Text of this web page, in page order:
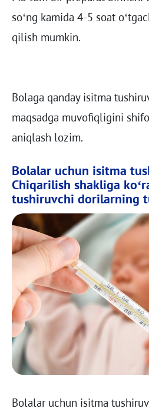
so‘ng kamida 4-5 soat
qilish
Bolaga qanday isitma
maqsadga muvofiqligini
aniqlash lozim.
Bolalar uchun isitma
Chiqarilish shakliga
tushiruvchi dorilarning
Bolalar uchun isitma